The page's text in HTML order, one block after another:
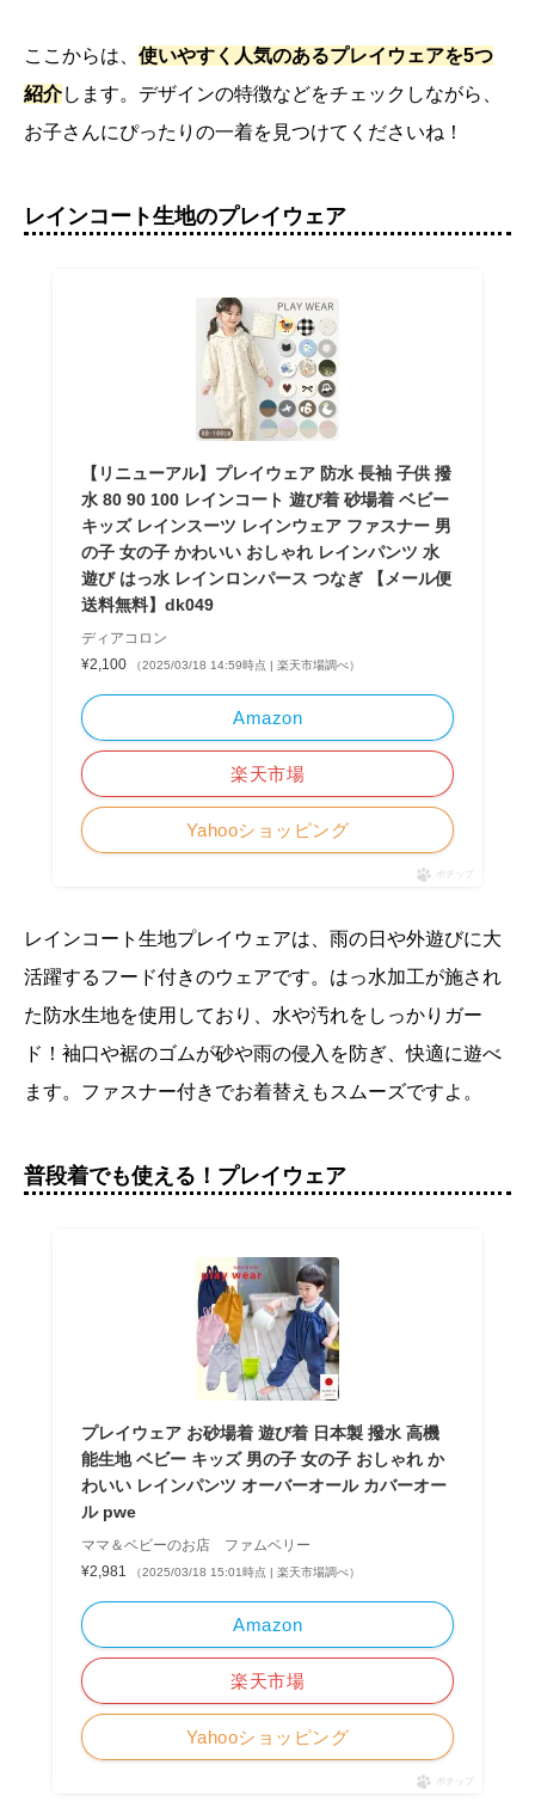
ここからは、 使いやすく人気のあるプレイウェアを5つ
紹介します。デザインの特徴などをチェックしながら、
お子さんにぴったりの一着を見つけてくださいね！
レインコート生地のプレイウェア
【リニューアル】プレイウェア 防水 長袖 子供 撥
水 80 90 100 レインコート 遊び着 砂場着 ベビー
キッズ レインスーツ レインウェア ファスナー 男
の子 女の子 かわいい おしゃれ レインパンツ 水
遊び はっ水 レインロンパース つなぎ 【メール便
送料無料】dk049
ディアコロン
¥2,100
（2025/03/18 14:59時点 | 楽天市場調べ）
Amazon
楽天市場
Yahooショッピング
ポチップ
レインコート生地プレイウェアは、雨の日や外遊びに大
活躍するフード付きのウェアです。はっ水加工が施され
た防水生地を使用しており、水や汚れをしっかりガー
ド！袖口や裾のゴムが砂や雨の侵入を防ぎ、快適に遊べ
ます。ファスナー付きでお着替えもスムーズですよ。
普段着でも使える！プレイウェア
プレイウェア お砂場着 遊び着 日本製 撥水 高機
能生地 ベビー キッズ 男の子 女の子 おしゃれ か
わいい レインパンツ オーバーオール カバーオー
ル pwe
ママ＆ベビーのお店 ファムベリー
¥2,981
（2025/03/18 15:01時点 | 楽天市場調べ）
Amazon
楽天市場
Yahooショッピング
ポチップ